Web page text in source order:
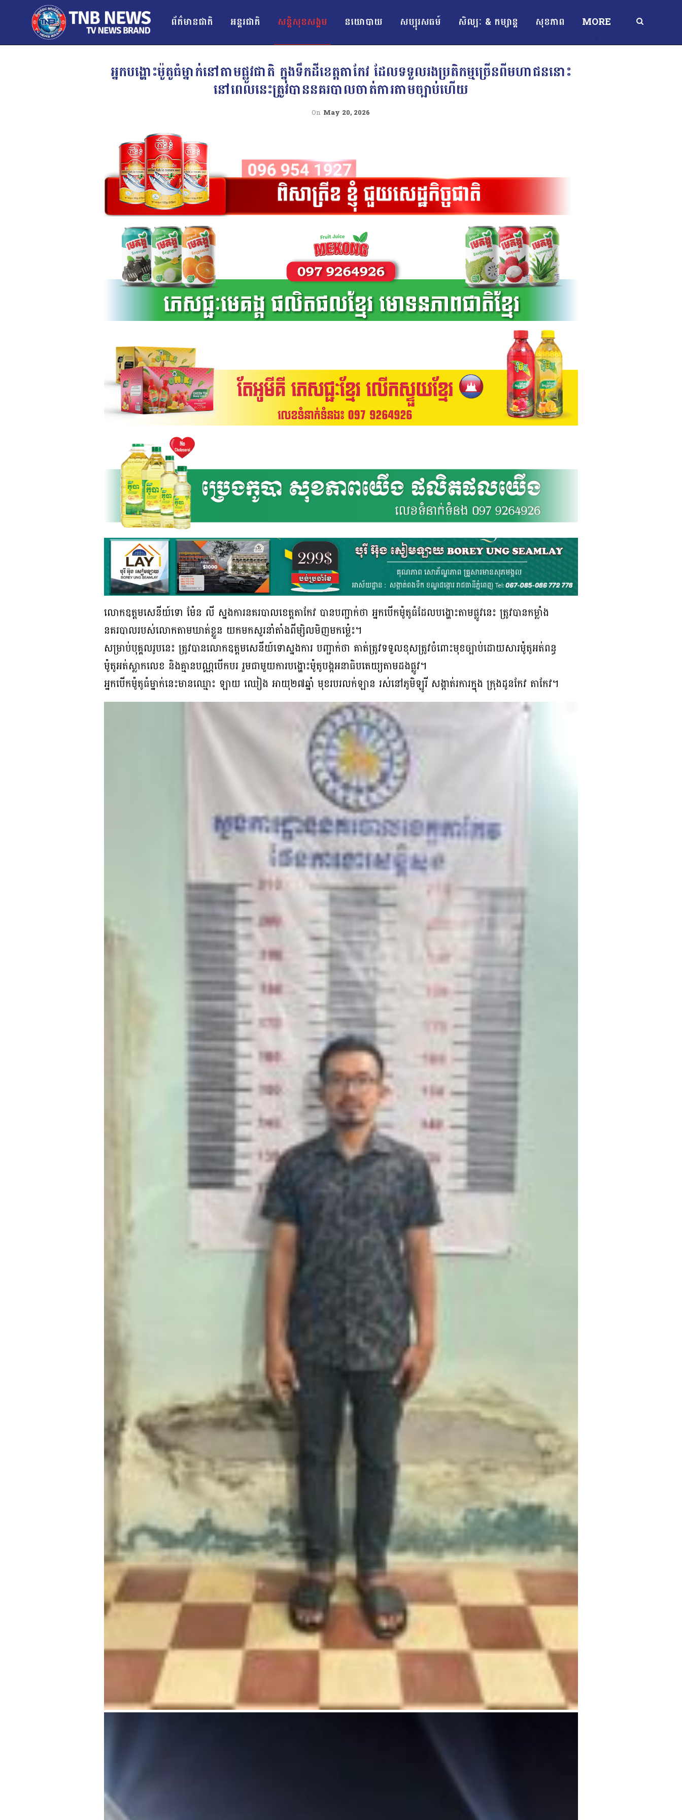
ព័ត៌មានជាតិ អន្ដរជាតិ សន្តិសុខសង្គម នយោបាយ សប្បុរសធម៍ សិល្បៈ & កម្សាន្ត សុខភាព MORE
អ្នកបង្ហោះម៉ូតូធំម្នាក់នៅតាមផ្លូវជាតិ ក្នុងទឹកដីខេត្តតាកែវ ដែលទទួលរងប្រតិកម្មច្រើនពីមហាជននោះ
នៅពេលនេះត្រូវបាននគរបាលចាត់ការតាមច្បាប់ហើយ
On May 20, 2026
លោកឧត្តមសេនីយ៍ទោ ម៉ែន លី ស្នងការនគរបាលខេត្តតាកែវ បានបញ្ជាក់ថា អ្នកបើកម៉ូតូធំដែលបង្ហោះតាមផ្លូវនេះ ត្រូវបានកម្លាំង
នគរបាលរបស់លោកតាមឃាត់ខ្លួន យកមកសួរនាំតាំងពីម្សិលមិញមកម្ល៉េះ។
សម្រាប់បុគ្គលរូបនេះ ត្រូវបានលោកឧត្តមសេនីយ៍ទោស្នងការ បញ្ជាក់ថា គាត់ត្រូវទទួលខុសត្រូវចំពោះមុខច្បាប់ដោយសារម៉ូតូអត់ពន្ធ
ម៉ូតូអត់ស្លាកលេខ និងគ្មានបណ្ណបើកបរ រួមជាមួយការបង្ហោះម៉ូតូបង្កអនាធិបតេយ្យតាមដងផ្លូវ។
អ្នកបើកម៉ូតូធំម្នាក់នេះមានឈ្មោះ ឡាយ ឈៀង អាយុ២៧ឆ្នាំ មុខរបរលក់ឡាន រស់នៅភូមិឡូរី សង្កាត់រការក្នុង ក្រុងដូនកែវ តាកែវ។